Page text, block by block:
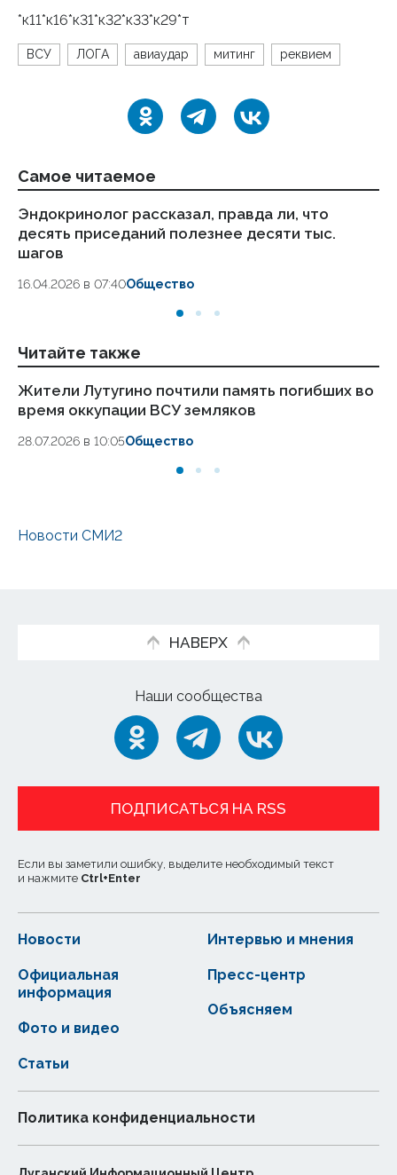
*к11*к16*к31*к32*к33*к29*т
ВСУ ЛОГА авиаудар митинг реквием
Самое читаемое
Эндокринолог рассказал, правда ли, что
десять приседаний полезнее десяти тыс.
шагов
16.04.2026 в 07:40Общество
Читайте также
Жители Лутугино почтили память погибших во
время оккупации ВСУ земляков
28.07.2026 в 10:05Общество
Новости СМИ2
НАВЕРХ
Наши сообщества
ПОДПИСАТЬСЯ НА RSS
Если вы заметили ошибку, выделите необходимый текст
и нажмите Ctrl+Enter
Новости
Статьи
Официальная
информация
Интервью и мнения
Фото и видео
Пресс-центр
Объясняем
Политика конфиденциальности